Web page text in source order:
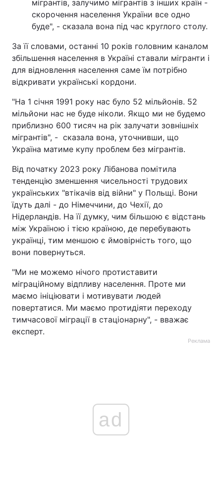
мігрантів, залучимо мігрантів з інших країн -
скорочення населення України все одно
буде", - сказала вона під час круглого столу.
За її словами, останні 10 років головним каналом
збільшення населення в Україні ставали мігранти і
для відновлення населення саме їм потрібно
відкривати українські кордони.
"На 1 січня 1991 року нас було 52 мільйонів. 52
мільйони нас не буде ніколи. Якщо ми не будемо
приблизно 600 тисяч на рік залучати зовнішніх
мігрантів", - сказала вона, уточнивши, що
Україна матиме купу проблем без мігрантів.
Від початку 2023 року Лібанова помітила
тенденцію зменшення чисельності трудових
українських "втікачів від війни" у Польщі. Вони
їдуть далі - до Німеччини, до Чехії, до
Нідерландів. На її думку, чим більшою є відстань
між Україною і тією країною, де перебувають
українці, тим меншою є ймовірність того, що
вони повернуться.
"Ми не можемо нічого протиставити
міграційному відпливу населення. Проте ми
маємо ініціювати і мотивувати людей
повертатися. Ми маємо протидіяти переходу
тимчасової міграції в стаціонарну", - вважає
експерт.
Реклама
ad